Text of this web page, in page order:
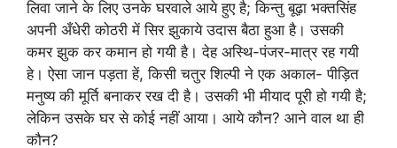
लिवा जाने के लिए उनके घरवाले आये हुए है; किन्तु बूढ़ा भक्तसिंह
अपनी अँधेरी कोठरी में सिर झुकाये उदास बैठा हुआ है। उसकी
कमर झुक कर कमान हो गयी है। देह अस्थि-पंजर-मात्र रह गयी
हे। ऐसा जान पड़ता हें, किसी चतुर शिल्पी ने एक अकाल- पीड़ित
मनुष्य की मूर्ति बनाकर रख दी है। उसकी भी मीयाद पूरी हो गयी है;
लेकिन उसके घर से कोई नहीं आया। आये कौन? आने वाल था ही
कौन?